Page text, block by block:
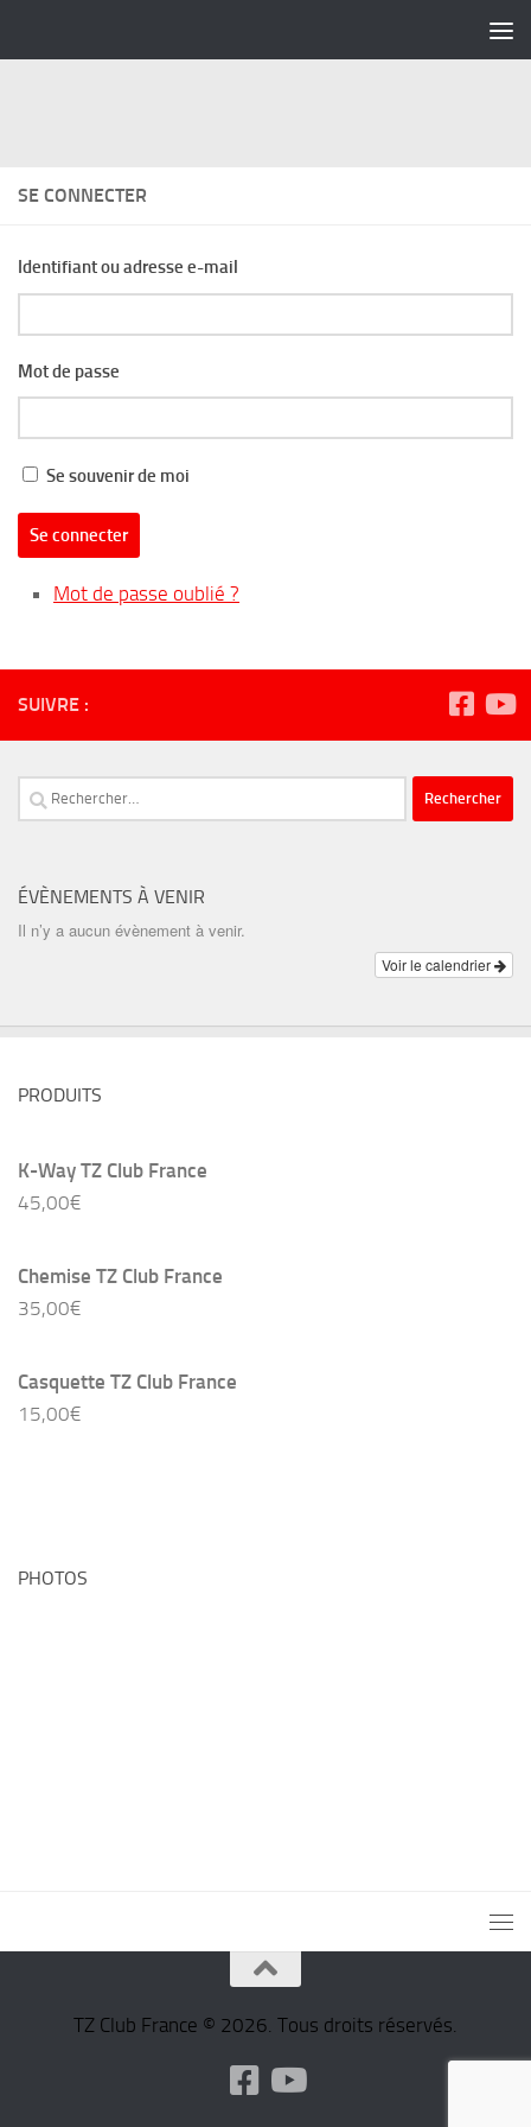
SE CONNECTER
Identifiant ou adresse e-mail
Mot de passe
Se souvenir de moi
Se connecter
Mot de passe oublié ?
SUIVRE :
Rechercher :
ÉVÈNEMENTS À VENIR
Il n’y a aucun évènement à venir.
Voir le calendrier
PRODUITS
K-Way TZ Club France
45,00€
Chemise TZ Club France
35,00€
Casquette TZ Club France
15,00€
PHOTOS
TZ Club France © 2026. Tous droits réservés.